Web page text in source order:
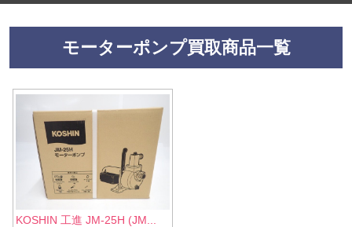
モーターポンプ買取商品一覧
KOSHIN 工進 JM-25H (JM...